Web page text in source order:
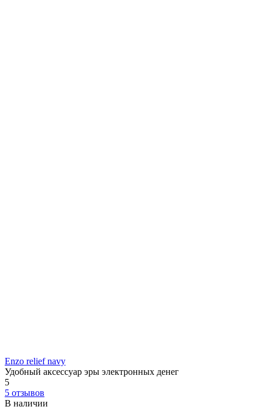
Enzo relief navy
Удобный аксессуар эры электронных денег
5
5 отзывов
В наличии